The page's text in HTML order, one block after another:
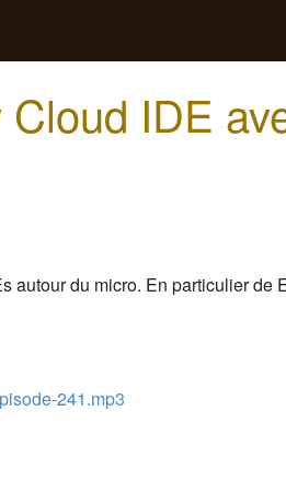
IDE
autour du micro. En particulier de
241.mp3